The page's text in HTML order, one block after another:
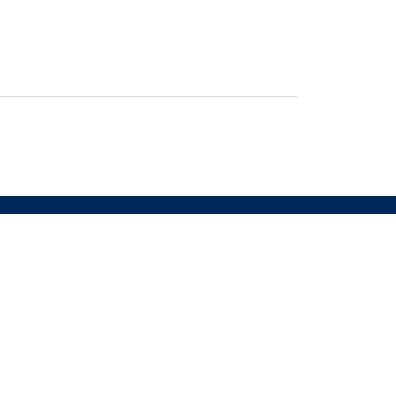
System und beantwortest einige
Hintergründen zu
Einschränkung nicht Auto fahren